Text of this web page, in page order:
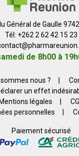
Général de Gaulle
Tél: +262 2 62 42 15 23
@
de 8h00 à
nous ?
un effet
Mentions légales
personnelles
Paiement sécurisé